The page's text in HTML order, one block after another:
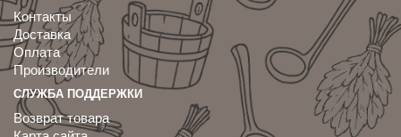
Контакты
Доставка
Оплата
Производители
СЛУЖБА ПОДДЕРЖКИ
Возврат товара